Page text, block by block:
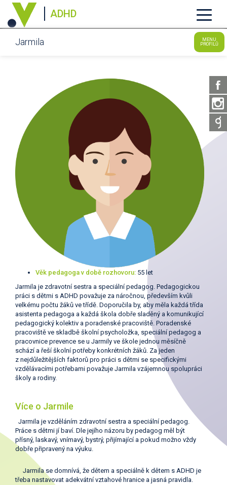
ADHD
Jarmila
MENU
PROFILŮ
Věk pedagoga v době rozhovoru: 55 let
Jarmila je zdravotní sestra a speciální pedagog. Pedagogickou
práci s dětmi s ADHD považuje za náročnou, především kvůli
velkému počtu žáků ve třídě. Doporučila by, aby měla každá třída
asistenta pedagoga a každá škola dobře sladěný a komunikující
pedagogický kolektiv a poradenské pracoviště. Poradenské
pracoviště ve skladbě školní psycholožka, speciální pedagog a
pracovnice prevence se u Jarmily ve škole jednou měsíčně
schází a řeší školní potřeby konkrétních žáků. Za jeden
z nejdůležitějších faktorů pro práci s dětmi se specifickými
vzdělávacími potřebami považuje Jarmila vzájemnou spolupráci
školy a rodiny.
Více o Jarmile
Jarmila je vzděláním zdravotní sestra a speciální pedagog.
Práce s dětmi jí baví. Dle jejího názoru by pedagog měl být
přísný, laskavý, vnímavý, bystrý, přijímající a pokud možno vždy
dobře připravený na výuku.
Jarmila se domnívá, že dětem a speciálně k dětem s ADHD je
třeba nastavovat adekvátní vztahové hranice a jasná pravidla.